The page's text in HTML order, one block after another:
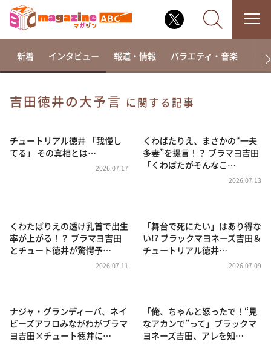
相席食堂
これ余談なんですけど・・・
～人生密着トークバラエティ！～ やすとものいたっ
news おかえり
河合＆A.B.C-Z塚田×福井アナ「なんでやねん！？」
（news おかえり）
朝だ！生です旅サラダ
教えて！ニュースライブ 正義のミカタ
新着 インタビュー 報道・情報 バラエティ・音楽 ド
吉田徳井の大予言 に関する記事
チュートリアル徳井 「我慢し
てる」 その真相とは…
2026.07.17
くわばたりえ、まさかの“一夫
多妻”を提言！？ ブラマヨ吉田
「くわばたがそんなこ…
2026.07.13
くわたばりえの透け乳首で出生
率が上がる！？ ブラマヨ吉田
とチュート徳井が驚愕予…
2026.07.11
「舞台で死にたい」はあり得な
い!? ブラックマヨネーズ吉田＆
チュートリアル徳井…
2026.07.09
ナジャ・グランディーバ、ネイ
ビーズアフロみながわがブラマ
ヨ吉田×チュート徳井に…
「俺、ちゃんと怒ったで！“見
なアカンで”って」ブラックマ
ヨネーズ吉田、アレを知…